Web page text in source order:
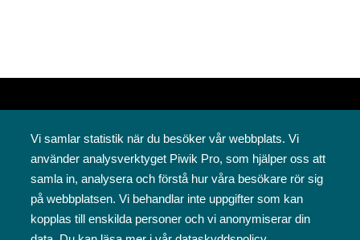
Svenska folkskolans vänner rf
Annegatan 12
Vi samlar statistik när du besöker vår webbplats. Vi
använder analysverktyget Piwik Pro, som hjälper oss att
samla in, analysera och förstå hur våra besökare rör sig
på webbplatsen. Vi behandlar inte uppgifter som kan
kopplas till enskilda personer och vi anonymiserar din